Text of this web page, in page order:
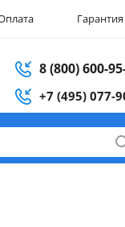
Гарантия
8 (800) 600-
+7 (495) 077-